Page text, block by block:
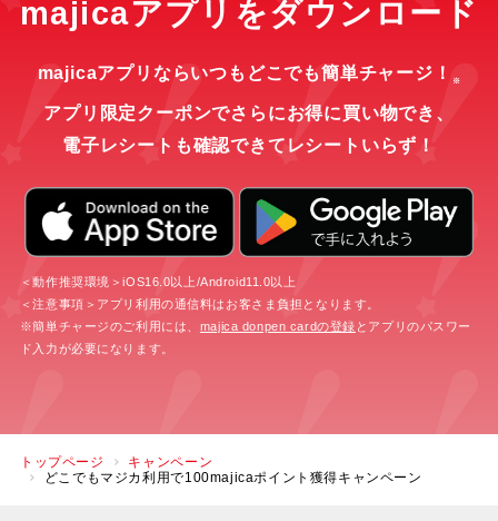
majicaアプリをダウンロード
majicaアプリならいつもどこでも簡単チャージ！ ※
アプリ限定クーポンでさらにお得に買い物でき、
電子レシートも確認できてレシートいらず！
＜動作推奨環境＞iOS16.0以上/Android11.0以上
＜注意事項＞アプリ利用の通信料はお客さま負担となります。
※簡単チャージのご利用には、 majica donpen cardの登録 とアプリのパスワー
ド入力が必要になります。
トップページ
キャンペーン
どこでもマジカ利用で100majicaポイント獲得キャンペーン